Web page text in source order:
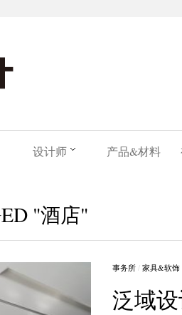
设计师 产品&材料
"酒店"
事务所 / 家具&软饰
泛域设